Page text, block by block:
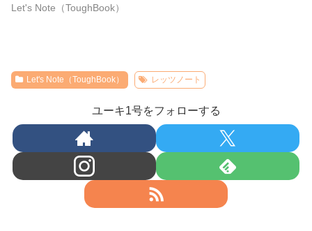
Let's Note（ToughBook）
Let's Note（ToughBook） レッツノート
ユーキ1号をフォローする